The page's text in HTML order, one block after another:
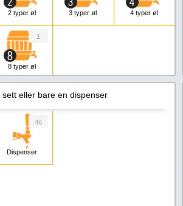
2 typer øl 3 typer øl 4 typer øl
8 typer øl
1
eller bare en dispenser
Dispenser
46